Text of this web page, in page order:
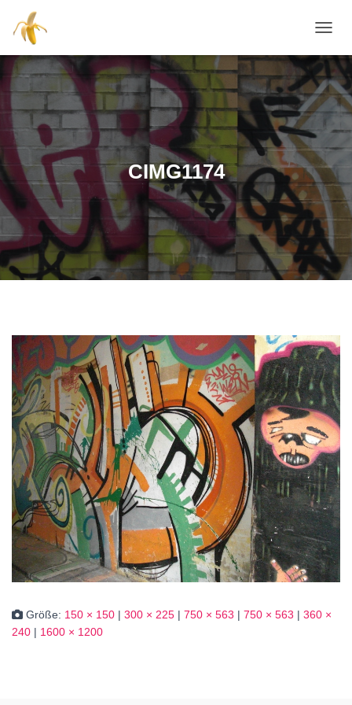
CIMG1174
Größe: 150 × 150 | 300 × 225 | 750 × 563 | 750 × 563 | 360 ×
240 | 1600 × 1200